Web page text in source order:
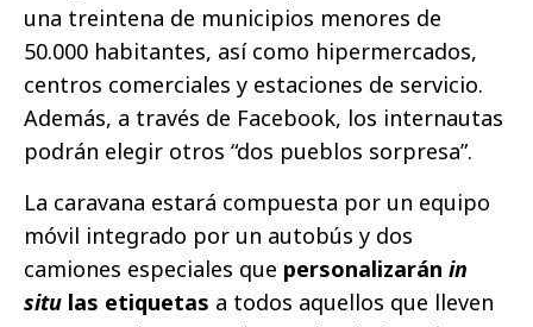
una treintena de municipios menores de
50.000 habitantes, así como hipermercados,
centros comerciales y estaciones de servicio.
Además, a través de Facebook, los internautas
podrán elegir otros “dos pueblos sorpresa”.
La caravana estará compuesta por un equipo
móvil integrado por un autobús y dos
camiones especiales que personalizarán in
situ las etiquetas a todos aquellos que lleven